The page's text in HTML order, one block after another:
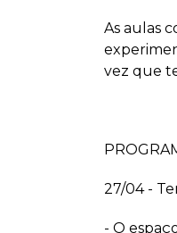
As aulas
vez que
27/04 -
- O